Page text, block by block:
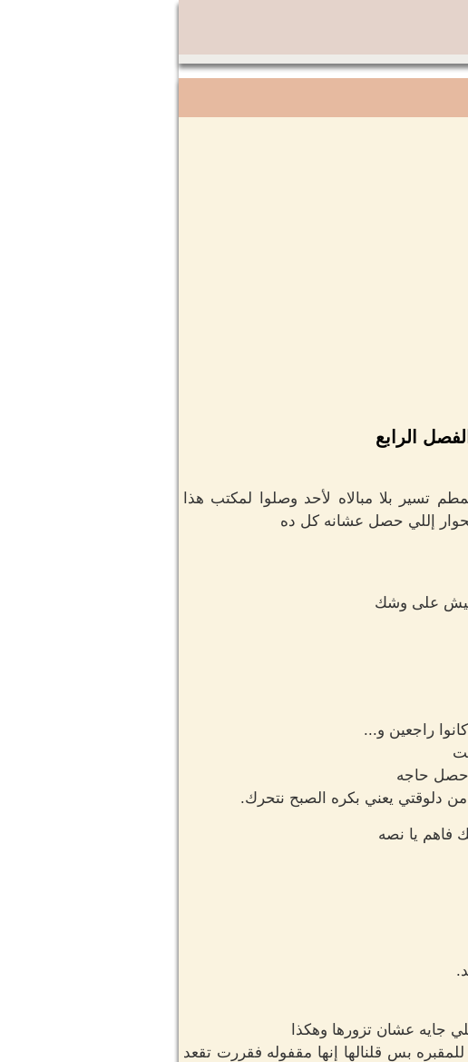
الرابع
تسير بلا مبالاه لأحد وصلوا لمكتب هذا
إللي حصل عشانه كل ده
على وشك
راجعين و...
حصل حاجه
فاهم يا نصه
جايه عشان تزورها وهكذا
بس قلنالها إنها مقفوله فقررت تقعد